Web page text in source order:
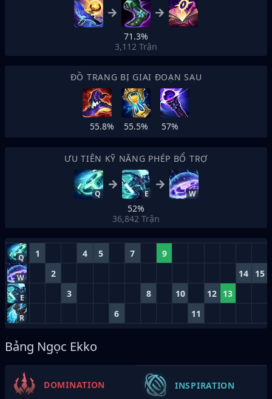
71.3%
3,112 Trận
ĐỒ TRANG BỊ GIAI ĐOẠN SAU
55.8% 55.5% 57%
ƯU TIÊN KỸ NĂNG PHÉP BỔ TRỢ
Q E W
52%
36,842 Trận
Q 1 4 5 7 9
W 2 14 15
E 3 8 10 12 13
R 6 11
Bảng Ngọc Ekko
DOMINATION INSPIRATION